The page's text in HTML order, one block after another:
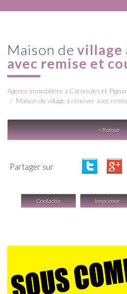
maison de village
avec remise et
Agence immobilière à Carnoules et
Maison de village à rénover avec
< Retour
Partager sur
Contacter Imprimer